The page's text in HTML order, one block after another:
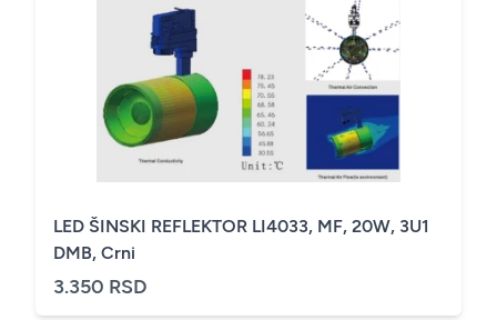
LED ŠINSKI REFLEKTOR LI4033, MF, 20W, 3U1
DMB, Crni
3.350 RSD